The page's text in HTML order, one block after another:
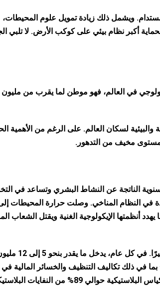
ويشمل ذلك زيادة تمويل علوم المحيطات،
أكبر نظام بيئي على كوكب الأرض. لا تلبي
في العالم، فهو موطن لما يقرب من
لسكان العالم. على الرغم من الأهمية
مخيف من التدهور.
الكربون السنوية الناتجة عن النشاط البشري وتساعد في
أكثر من 90% من الحرارة الزائدة في النظام المناخي. وصلت حرارة المحيطات
أنظمتها الإيكولوجية الغنية ويقتل الشعاب
كما أن لتزايد مستويات التلوث في محيطات العالم
تقرب من 13 مليار دولار سنويا – بما في ذلك تكاليف التنظيف والخسائر
الأسماك وغيرها من الصناعات. تمثل المواد ذات الاستخدام الواحد مثل الأكياس البلاستيكية حوالي 89% من